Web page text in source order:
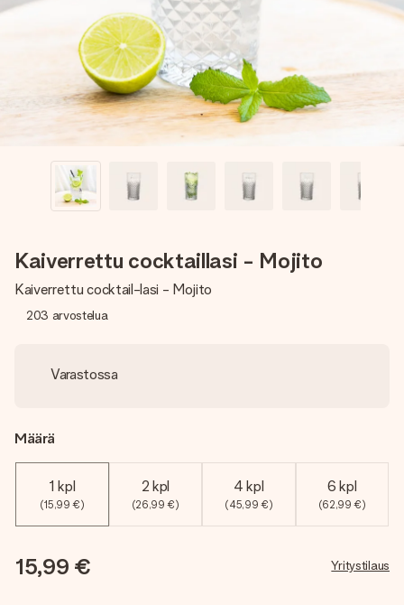
nopeammin kuin ehdit sanoa “yllätys!”
Kaiverrettu cocktaillasi - Mojito
Kaiverrettu cocktail-lasi - Mojito
203 arvostelua
Varastossa
Määrä
1 kpl
(15,99 €)
2 kpl
(26,99 €)
4 kpl
(45,99 €)
6 kpl
(62,99 €)
15,99 € Yritystilaus